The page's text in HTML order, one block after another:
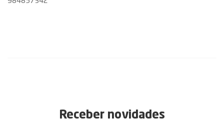
Receber novidades